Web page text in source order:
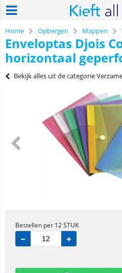
Home Opbergen Mappen
Enveloptas Djois
horizontaal
Bekijk alles uit de categorie
Bestellen per 12 STUK